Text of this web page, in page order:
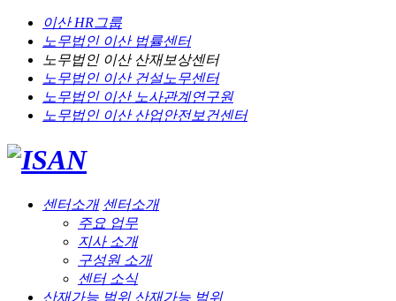
이산 HR그룹
노무법인 이산법률센터
노무법인 이산산재보상센터
노무법인 이산건설노무센터
노무법인 이산노사관계연구원
노무법인 이산산업안전보건센터
센터소개 센터소개
주요 업무
지사 소개
구성원 소개
센터 소식
산재가능 범위 산재가능 범위